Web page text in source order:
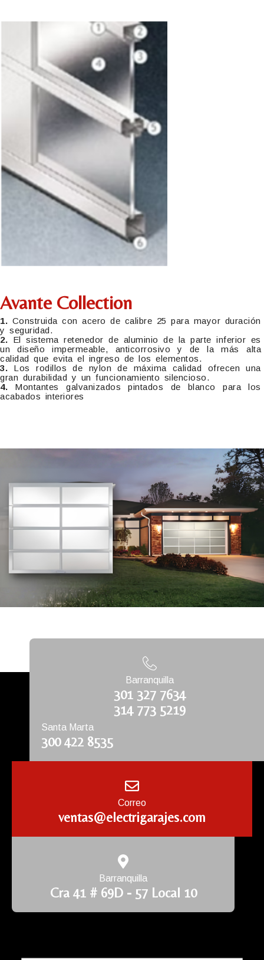
Avante Collection
1. Construida con acero de calibre 25 para mayor duración
y seguridad.
2. El sistema retenedor de aluminio de la parte inferior es
un diseño impermeable, anticorrosivo y de la más alta
calidad que evita el ingreso de los elementos.
3. Los rodillos de nylon de máxima calidad ofrecen una
gran durabilidad y un funcionamiento silencioso.
4. Montantes galvanizados pintados de blanco para los
acabados interiores
Barranquilla
301 327 7634
314 773 5219
Santa Marta
300 422 8535
Correo
ventas@electrigarajes.com
Barranquilla
Cra 41 # 69D - 57 Local 10